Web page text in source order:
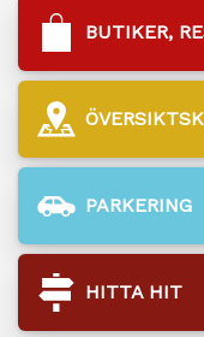
BUTIKER,
PARKERING
HITTA HIT